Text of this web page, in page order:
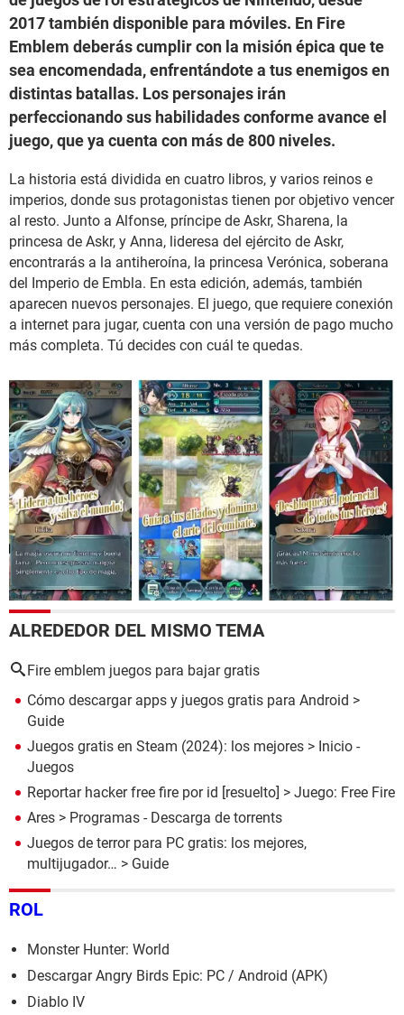
2017 también disponible para móviles. En Fire
Emblem deberás cumplir con la misión épica que te
sea encomendada, enfrentándote a tus enemigos en
distintas batallas. Los personajes irán
perfeccionando sus habilidades conforme avance el
juego, que ya cuenta con más de 800 niveles.
La historia está dividida en cuatro libros, y varios reinos e
imperios, donde sus protagonistas tienen por objetivo vencer
al resto. Junto a Alfonse, príncipe de Askr, Sharena, la
princesa de Askr, y Anna, lideresa del ejército de Askr,
encontrarás a la antiheroína, la princesa Verónica, soberana
del Imperio de Embla. En esta edición, además, también
aparecen nuevos personajes. El juego, que requiere conexión
a internet para jugar, cuenta con una versión de pago mucho
más completa. Tú decides con cuál te quedas.
ALREDEDOR DEL MISMO TEMA
Fire emblem juegos para bajar gratis
Cómo descargar apps y juegos gratis para Android >
Guide
Juegos gratis en Steam (2024): los mejores > Inicio -
Juegos
Reportar hacker free fire por id [resuelto] > Juego: Free Fire
Ares > Programas - Descarga de torrents
Juegos de terror para PC gratis: los mejores,
multijugador… > Guide
ROL
Monster Hunter: World
Descargar Angry Birds Epic: PC / Android (APK)
Diablo IV